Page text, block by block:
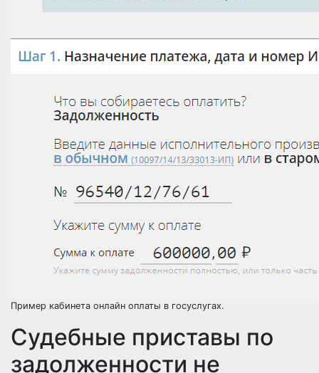
Пример кабинета онлайн оплаты в госуслугах.
Cудебные приставы по
задолженности не